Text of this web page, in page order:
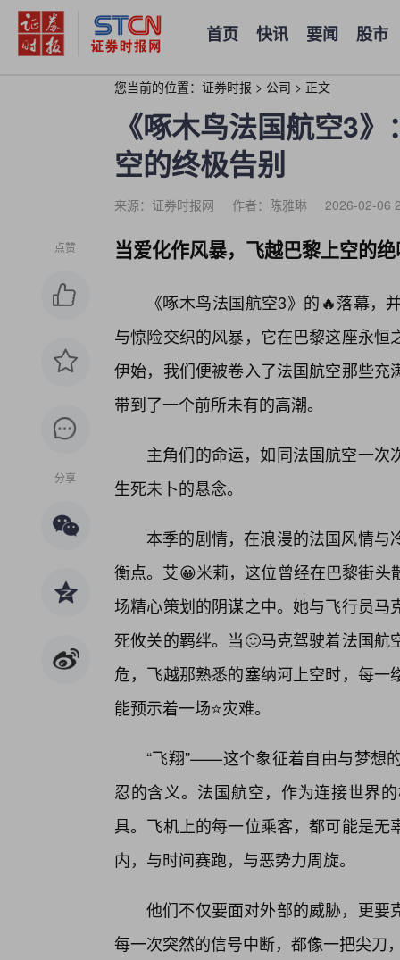
首页 快讯 要闻 股市
您当前的位置： 证券时报 > 公司 > 正文
《啄木鸟法国航空3
空的终极告别
来源：证券时报网 作者：陈雅琳 2026-02-06
点赞
分享
当爱化作风暴，飞越巴黎上空的
《啄木鸟法国航空3》的🔥落幕
与惊险交织的风暴，它在巴黎这座永
伊始，我们便被卷入了法国航空那些
带到了一个前所未有的高潮。
主角们的命运，如同法国航空一
生死未卜的悬念。
本季的剧情，在浪漫的法国风情
衡点。艾😀米莉，这位曾经在巴黎街
场精心策划的阴谋之中。她与飞行员
死攸关的羁绊。当🙂马克驾驶着法国
危，飞越那熟悉的塞纳河上空时，每
能预示着一场⭐灾难。
“飞翔”——这个象征着自由与梦想
忍的含义。法国航空，作为连接世界
具。飞机上的每一位乘客，都可能是
内，与时间赛跑，与恶势力周旋。
他们不仅要面对外部的威胁，更要
每一次突然的信号中断，都像一把尖刀